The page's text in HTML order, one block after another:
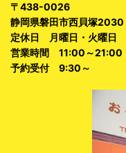
〒438-0026
静岡県磐田市西貝塚2030
定休日 月曜日・火曜日
営業時間 11:00～21:00
予約受付 9:30～